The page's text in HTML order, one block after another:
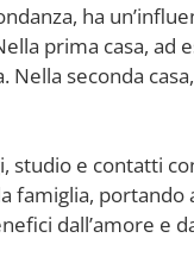
ha
prima casa, ad
seconda
studio e contatti
famiglia,
dall’amore e